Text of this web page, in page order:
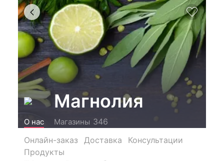
Магнолия
О нас Магазины 346
Онлайн-заказ
Доставка
Консультации
Продукты